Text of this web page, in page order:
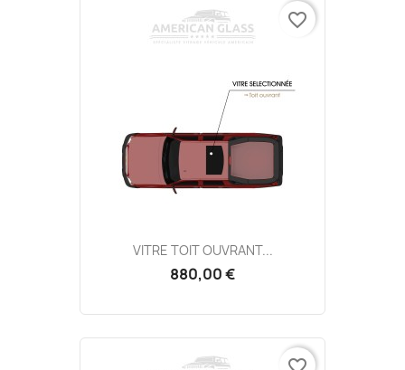
VITRE TOIT OUVRANT...
880,00 €
favorite_border